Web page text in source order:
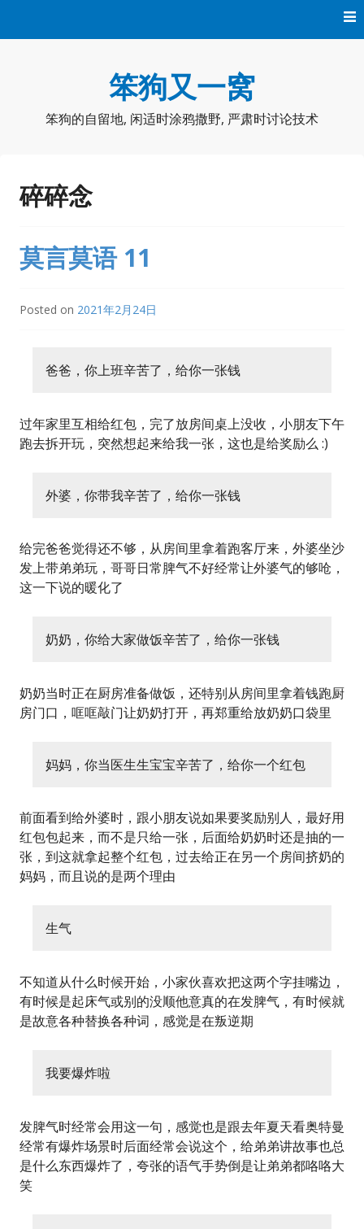
笨狗又一窝
笨狗的自留地, 闲适时涂鸦撒野, 严肃时讨论技术
碎碎念
莫言莫语 11
Posted on 2021年2月24日
爸爸，你上班辛苦了，给你一张钱
过年家里互相给红包，完了放房间桌上没收，小朋友下午
跑去拆开玩，突然想起来给我一张，这也是给奖励么 :)
外婆，你带我辛苦了，给你一张钱
给完爸爸觉得还不够，从房间里拿着跑客厅来，外婆坐沙
发上带弟弟玩，哥哥日常脾气不好经常让外婆气的够呛，
这一下说的暖化了
奶奶，你给大家做饭辛苦了，给你一张钱
奶奶当时正在厨房准备做饭，还特别从房间里拿着钱跑厨
房门口，哐哐敲门让奶奶打开，再郑重给放奶奶口袋里
妈妈，你当医生生宝宝辛苦了，给你一个红包
前面看到给外婆时，跟小朋友说如果要奖励别人，最好用
红包包起来，而不是只给一张，后面给奶奶时还是抽的一
张，到这就拿起整个红包，过去给正在另一个房间挤奶的
妈妈，而且说的是两个理由
生气
不知道从什么时候开始，小家伙喜欢把这两个字挂嘴边，
有时候是起床气或别的没顺他意真的在发脾气，有时候就
是故意各种替换各种词，感觉是在叛逆期
我要爆炸啦
发脾气时经常会用这一句，感觉也是跟去年夏天看奥特曼
经常有爆炸场景时后面经常会说这个，给弟弟讲故事也总
是什么东西爆炸了，夸张的语气手势倒是让弟弟都咯咯大
笑